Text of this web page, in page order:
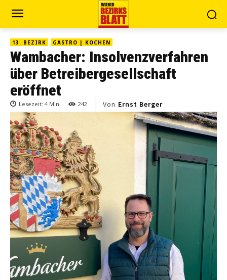
13. BEZIRK GASTRO | KOCHEN
Wambacher: Insolvenzverfahren
über Betreiber­gesellschaft
eröffnet
Lesezeit: 4 Min. 242 Von Ernst Berger